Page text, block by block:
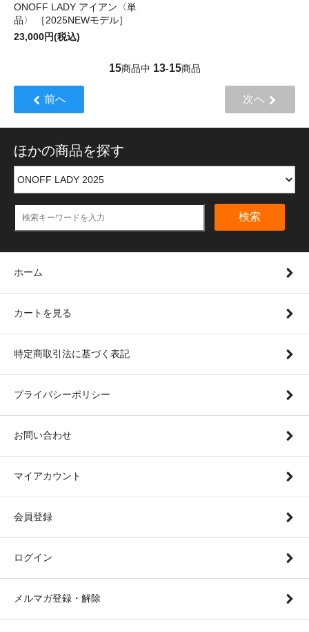
ONOFF LADY アイアン〈単
品〉 ［2025NEWモデル］
23,000円(税込)
15商品中 13-15商品
前へ 次へ
ほかの商品を探す
検索
ホーム
カートを見る
特定商取引法に基づく表記
プライバシーポリシー
お問い合わせ
マイアカウント
会員登録
ログイン
メルマガ登録・解除